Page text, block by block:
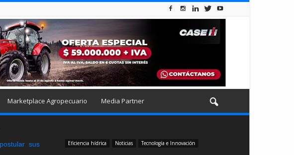
Marketplace Agropecuario Media Partner
Eficiencia hídrica Noticias Tecnología e Innovación